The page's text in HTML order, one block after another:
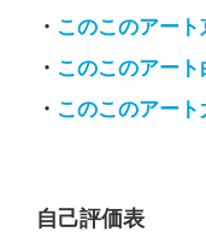
・ このこのアート
・ このこのアート
・ このこのアート
自己評価表